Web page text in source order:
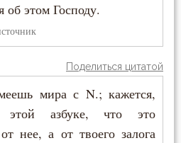
об этом Господу.
Поделиться цитатой
мира с N.; кажется,
этой азбуке, что это
нее, а от твоего залога